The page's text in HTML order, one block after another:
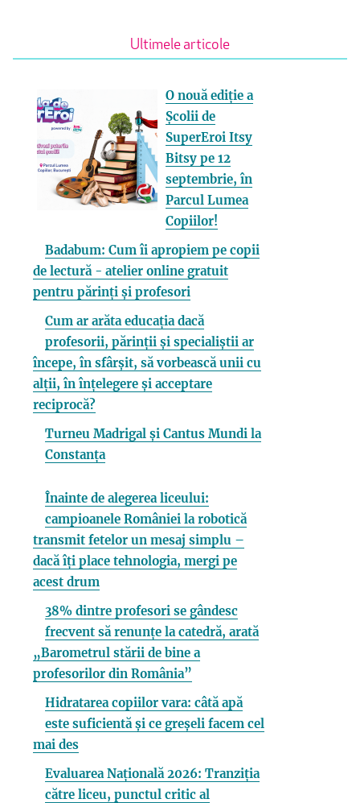
Ultimele articole
O nouă ediție a
Școlii de
SuperEroi Itsy
Bitsy pe 12
septembrie, în
Parcul Lumea
Copiilor!
Badabum: Cum îi apropiem pe copii
de lectură - atelier online gratuit
pentru părinți și profesori
Cum ar arăta educația dacă
profesorii, părinții și specialiștii ar
începe, în sfârșit, să vorbească unii cu
alții, în înțelegere și acceptare
reciprocă?
Turneu Madrigal și Cantus Mundi la
Constanța
Înainte de alegerea liceului:
campioanele României la robotică
transmit fetelor un mesaj simplu –
dacă îți place tehnologia, mergi pe
acest drum
38% dintre profesori se gândesc
frecvent să renunțe la catedră, arată
„Barometrul stării de bine a
profesorilor din România”
Hidratarea copiilor vara: câtă apă
este suficientă și ce greșeli facem cel
mai des
Evaluarea Națională 2026: Tranziția
către liceu, punctul critic al